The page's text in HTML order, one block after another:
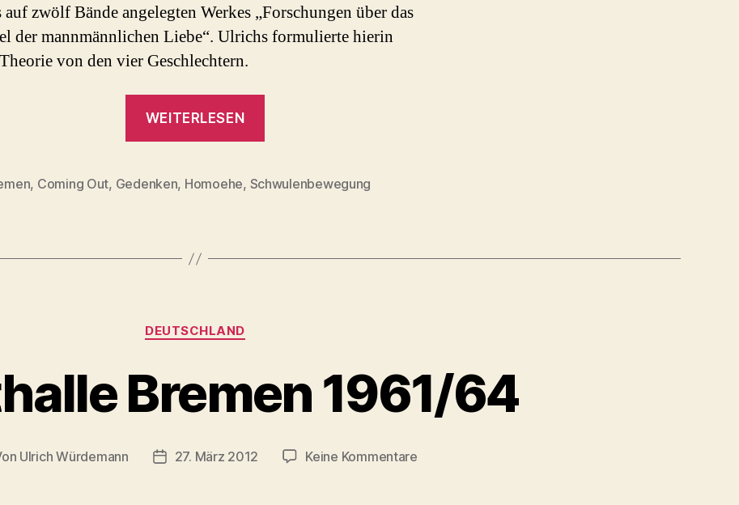
auf zwölf Bände angelegten Werkes „Forschungen über das
der mannmännlichen Liebe“. Ulrichs formulierte hierin
von den vier Geschlechtern.
WEITERLESEN
–
Schwule
, Coming Out, Gedenken, Homoehe, Schwulenbewegung
Kategorien
DEUTSCHLAND
Bremen 1961/64
Ulrich Würdemann Beitragsdatum
27. März 2012 Keine Kommentarezu